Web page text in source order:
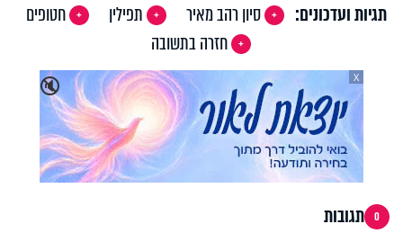
תגיות ועדכונים: סיון רהב מאיר תפילין
חטופים
חזרה בתשובה
🔇
X
0 תגובות